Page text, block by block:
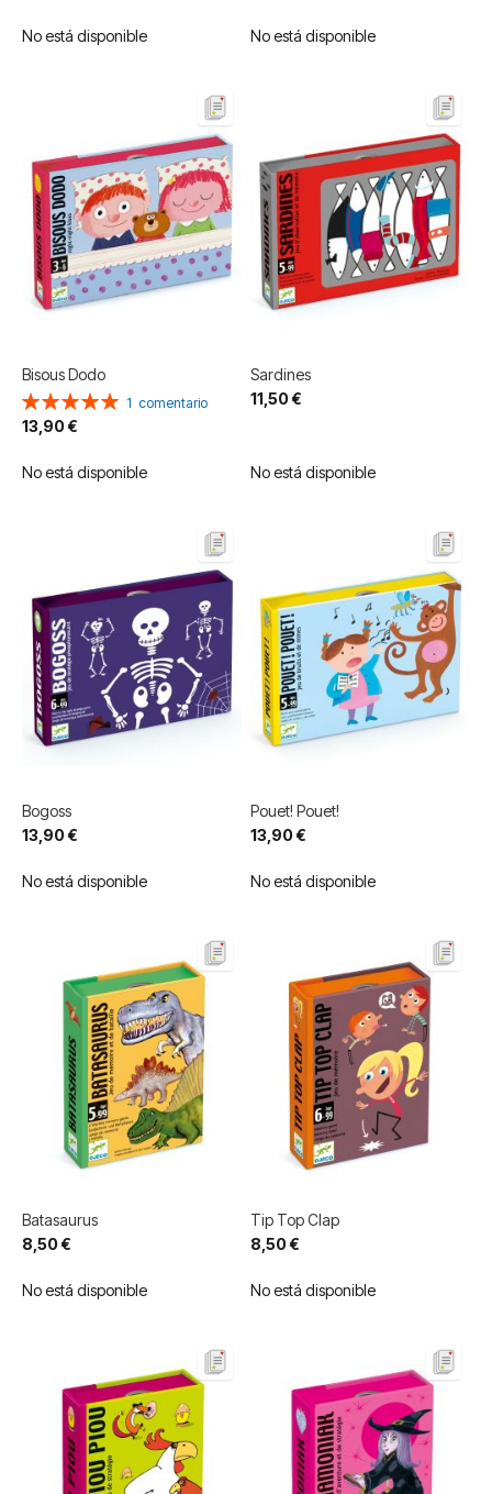
No está disponible No está disponible
Bisous Dodo
Valoración:
100%
1 comentario
13,90 €
No está disponible
Sardines
11,50 €
No está disponible
Bogoss
13,90 €
No está disponible
Pouet! Pouet!
13,90 €
No está disponible
Batasaurus
8,50 €
No está disponible
Tip Top Clap
8,50 €
No está disponible